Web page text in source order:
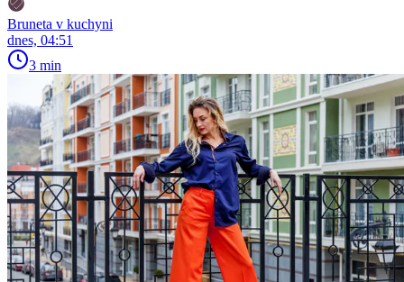
Bruneta v kuchyni
dnes, 04:51
3 min